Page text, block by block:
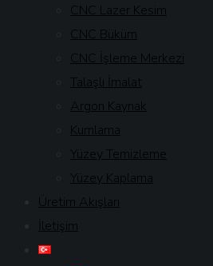
CNC Lazer Kesim
CNC Büküm
CNC İşleme Merkezi
Talaşlı İmalat
Argon Kaynak
Kumlama
Yüzey Temizleme
Yüzey Kaplama
Üretim Akışları
İletişim